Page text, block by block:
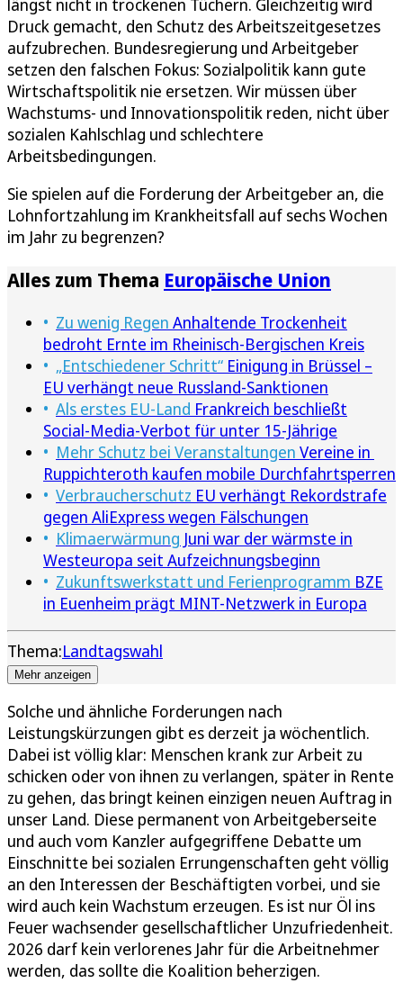
längst nicht in trockenen Tüchern. Gleichzeitig wird
Druck gemacht, den Schutz des Arbeitszeitgesetzes
aufzubrechen. Bundesregierung und Arbeitgeber
setzen den falschen Fokus: Sozialpolitik kann gute
Wirtschaftspolitik nie ersetzen. Wir müssen über
Wachstums- und Innovationspolitik reden, nicht über
sozialen Kahlschlag und schlechtere
Arbeitsbedingungen.
Sie spielen auf die Forderung der Arbeitgeber an, die
Lohnfortzahlung im Krankheitsfall auf sechs Wochen
im Jahr zu begrenzen?
Alles zum Thema Europäische Union
Zu wenig Regen Anhaltende Trockenheit
bedroht Ernte im Rheinisch-Bergischen Kreis
„Entschiedener Schritt“ Einigung in Brüssel –
EU verhängt neue Russland-Sanktionen
Als erstes EU-Land Frankreich beschließt
Social-Media-Verbot für unter 15-Jährige
Mehr Schutz bei Veranstaltungen Vereine in
Ruppichteroth kaufen mobile Durchfahrtsperren
Verbraucherschutz EU verhängt Rekordstrafe
gegen AliExpress wegen Fälschungen
Klimaerwärmung Juni war der wärmste in
Westeuropa seit Aufzeichnungsbeginn
Zukunftswerkstatt und Ferienprogramm BZE
in Euenheim prägt MINT-Netzwerk in Europa
Thema:Landtagswahl
Mehr anzeigen
Solche und ähnliche Forderungen nach
Leistungskürzungen gibt es derzeit ja wöchentlich.
Dabei ist völlig klar: Menschen krank zur Arbeit zu
schicken oder von ihnen zu verlangen, später in Rente
zu gehen, das bringt keinen einzigen neuen Auftrag in
unser Land. Diese permanent von Arbeitgeberseite
und auch vom Kanzler aufgegriffene Debatte um
Einschnitte bei sozialen Errungenschaften geht völlig
an den Interessen der Beschäftigten vorbei, und sie
wird auch kein Wachstum erzeugen. Es ist nur Öl ins
Feuer wachsender gesellschaftlicher Unzufriedenheit.
2026 darf kein verlorenes Jahr für die Arbeitnehmer
werden, das sollte die Koalition beherzigen.